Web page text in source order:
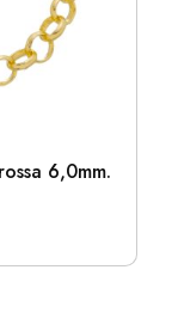
6,0mm.